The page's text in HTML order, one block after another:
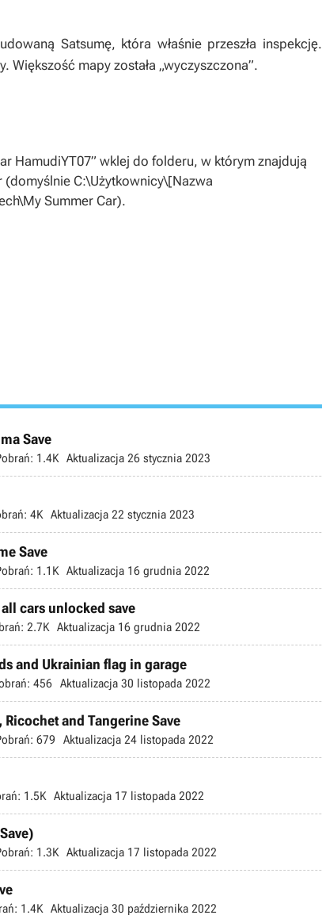
Satsumę, która właśnie przeszła inspekcję.
mapy została „wyczyszczona”.
HamudiYT07” wklej do folderu, w którym znajdują
(domyślnie C:\Użytkownicy\[Nazwa
Summer Car).
Save
1.4K Aktualizacja 26 stycznia 2023
4K Aktualizacja 22 stycznia 2023
Save
1.1K Aktualizacja 16 grudnia 2022
cars unlocked save
2.7K Aktualizacja 16 grudnia 2022
and Ukrainian flag in garage
456 Aktualizacja 30 listopada 2022
and Tangerine Save
679 Aktualizacja 24 listopada 2022
1.5K Aktualizacja 17 listopada 2022
1.3K Aktualizacja 17 listopada 2022
1.4K Aktualizacja 30 października 2022